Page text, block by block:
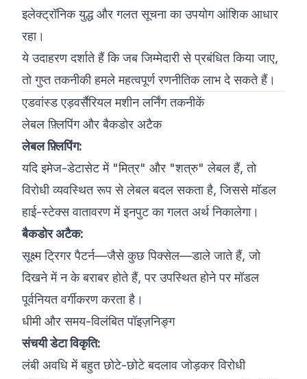
इलेक्ट्रॉनिक युद्ध और गलत सूचना का उपयोग आंशिक आधार
रहा।
ये उदाहरण दर्शाते हैं कि जब जिम्मेदारी से प्रबंधित किया जाए,
तो गुप्त तकनीकी हमले महत्वपूर्ण रणनीतिक लाभ दे सकते हैं।
एडवांस्ड एड़वर्सैरियल मशीन लर्निंग तकनीकें
लेबल फ़्लिपिंग और बैकडोर अटैक
लेबल फ़्लिपिंग:
यदि इमेज-डेटासेट में "मित्र" और "शत्रु" लेबल हैं, तो
विरोधी व्यवस्थित रूप से लेबल बदल सकता है, जिससे मॉडल
हाई-स्टेक्स वातावरण में इनपुट का गलत अर्थ निकालेगा।
बैकडोर अटैक:
सूक्ष्म ट्रिगर पैटर्न—जैसे कुछ पिक्सेल—डाले जाते हैं, जो
दिखने में न के बराबर होते हैं, पर उपस्थित होने पर मॉडल
पूर्वनियत वर्गीकरण करता है।
धीमी और समय-विलंबित पॉइज़निङ्ग
संचयी डेटा विकृति:
लंबी अवधि में बहुत छोटे-छोटे बदलाव जोड़कर विरोधी